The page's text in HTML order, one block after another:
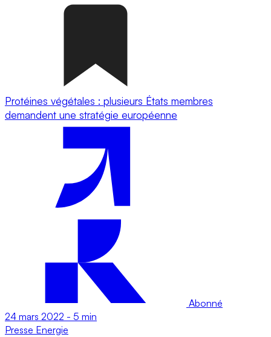
Protéines végétales : plusieurs États membres
demandent une stratégie européenne
Abonné
24 mars 2022 - 5 min
Presse Energie